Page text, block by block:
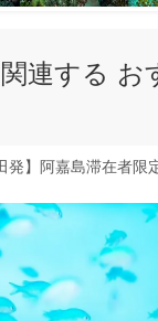
連する お
発】阿嘉島滞在者限